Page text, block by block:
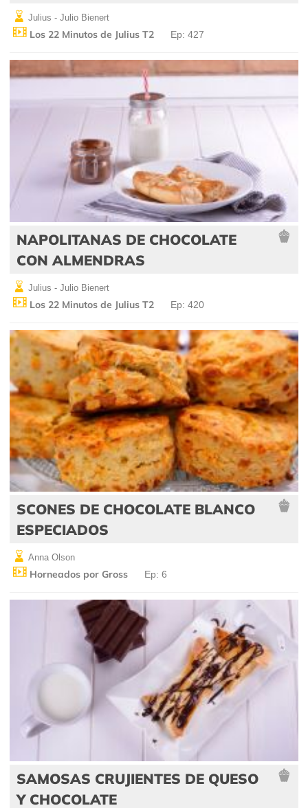
Julius - Julio Bienert
Los 22 Minutos de Julius T2 Ep: 427
NAPOLITANAS DE CHOCOLATE
CON ALMENDRAS
Julius - Julio Bienert
Los 22 Minutos de Julius T2 Ep: 420
SCONES DE CHOCOLATE BLANCO
ESPECIADOS
Anna Olson
Horneados por Gross Ep: 6
SAMOSAS CRUJIENTES DE QUESO
Y CHOCOLATE